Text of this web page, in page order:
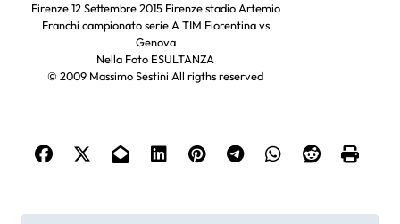
Firenze 12 Settembre 2015 Firenze stadio Artemio
Franchi campionato serie A TIM Fiorentina vs
Genova
Nella Foto ESULTANZA
© 2009 Massimo Sestini All rigths reserved